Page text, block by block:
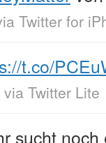
Twitter for
t.co/
via Twitter Lite
sucht